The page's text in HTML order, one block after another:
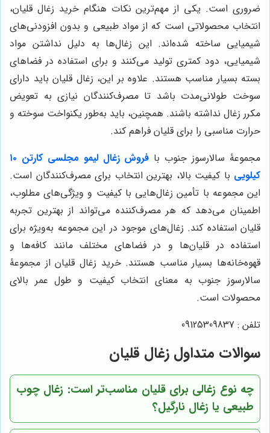
ضروری است. یکی از مهم‌ترین نکات هنگام خرید زغال قلیان،
انتخاب محصولاتی است که از مواد طبیعی و بدون افزودنی‌های
شیمیایی ساخته شده‌اند. این زغال‌ها به دلیل نداشتن مواد
شیمیایی، دود کمتری تولید می‌کنند و برای استفاده در فضاهای
بسته بسیار مناسب هستند. علاوه بر این، زغال قلیان باید دارای
سوخت طولانی‌مدت باشد تا مصرف‌کنندگان نیازی به تعویض
مکرر زغال نداشته باشند. همچنین، باید به‌طور یکنواخت سوخته و
حرارت مناسبی را برای قلیان فراهم کند.
مجموعۀ سالارسوز جنوب با
فروش زغال لیمو مجلسی کارتن ۱۰
کیلویی با کیفیت بالا، بهترین انتخاب برای مصرف‌کنندگان است.
این مجموعه با تأمین زغال‌هایی با کیفیت و ویژگی‌های مطلوب،
اطمینان می‌دهد که هر مصرف‌کننده می‌تواند از بهترین تجربه
قلیان استفاده کند. زغال‌های موجود در این مجموعه به‌ویژه برای
استفاده در قلیان‌ها و در فضاهای مختلف مانند کافه‌ها و
قهوه‌خانه‌ها بسیار مناسب هستند. خرید زغال قلیان از مجموعۀ
سالارسوز جنوب به معنای انتخاب کیفیت و طول عمر بالای
محصولات است.
تلفن : 09125309837
سوالات متداول زغال قلیان
چه نوع زغالی برای قلیان مناسب‌تر است: زغال چوب
طبیعی یا زغال نارگیل؟